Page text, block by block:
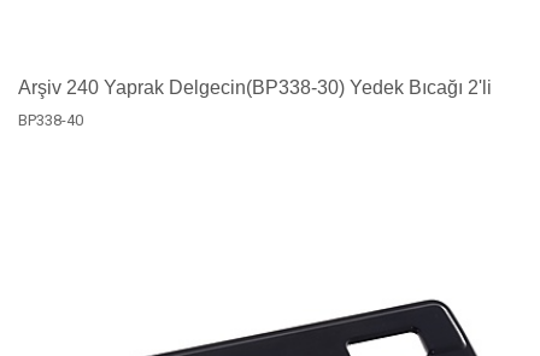
Arşiv 240 Yaprak Delgecin(BP338-30) Yedek Bıcağı 2'li
BP338-40